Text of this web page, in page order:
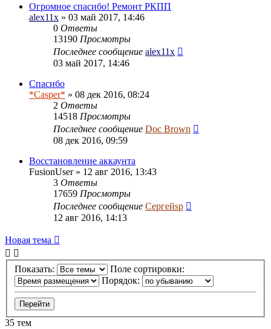
Огромное спасибо! Ремонт РКПП
alex11x » 03 май 2017, 14:46
0 Ответы
13190 Просмотры
Последнее сообщение alex11x
03 май 2017, 14:46
Спасибо
*Casper* » 08 дек 2016, 08:24
2 Ответы
14518 Просмотры
Последнее сообщение Doc Brown
08 дек 2016, 09:59
Восстановление аккаунта
FusionUser» 12 авг 2016, 13:43
3 Ответы
17659 Просмотры
Последнее сообщение Сергейsp
12 авг 2016, 14:13
Новая тема
Показать:
Поле сортировки:
Порядок:
35 тем